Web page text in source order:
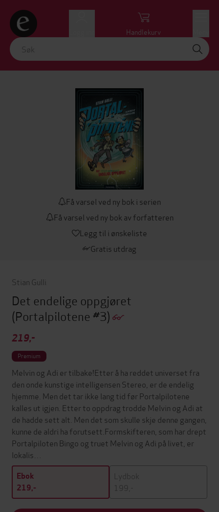
Handlekurv
Få varsel ved ny bok i serien
Få varsel ved ny bok av forfatteren
Legg til i ønskeliste
Gratis utdrag
Stian Gulli
Det endelige oppgjøret
(Portalpilotene #3)
219,-
Premium
Melvin og Adi er tilbake!Etter å ha reddet universet fra
den onde kunstige intelligensen Stereo, er de endelig
hjemme. Men det tar ikke lang tid før Portalpilotene
kalles ut igjen. Etter to oppdrag trodde Melvin og Adi at
de hadde sett alt. Men det som skulle skje denne gangen,
kunne de aldri ha forutsett.Formskifteren, som har drept
Portalpiloten Bingo og truet Melvin og Adi på livet, er
lokalis…
Ebok
219,-
Lydbok
199,-